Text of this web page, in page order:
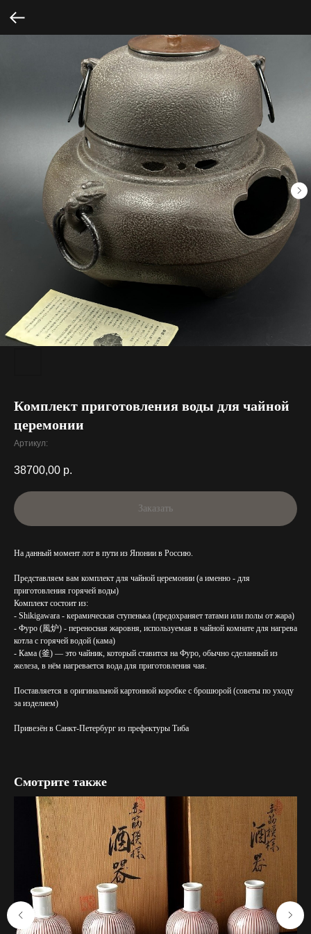
Комплект приготовления воды для чайной
церемонии
Артикул:
38700,00 р.
Заказать
На данный момент лот в пути из Японии в Россию.
Представляем вам комплект для чайной церемонии (а именно - для
приготовления горячей воды)
Комплект состоит из:
- Shikigawara - керамическая ступенька (предохраняет татами или полы от жара)
- Фуро (風炉) - переносная жаровня, используемая в чайной комнате для нагрева
котла с горячей водой (кама)
- Кама (釜) — это чайник, который ставится на Фуро, обычно сделанный из
железа, в нём нагревается вода для приготовления чая.
Поставляется в оригинальной картонной коробке с брошюрой (советы по уходу
за изделием)
Привезён в Санкт-Петербург из префектуры Тиба
Смотрите также